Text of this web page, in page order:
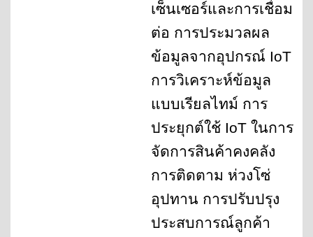
เซ็นเซอร์และการเชื่อม
ต่อ การประมวลผล
ข้อมูลจากอุปกรณ์ IoT
การวิเคราะห์ข้อมูล
แบบเรียลไทม์ การ
ประยุกต์ใช้ IoT ในการ
จัดการสินค้าคงคลัง
การติดตาม ห่วงโซ่
อุปทาน การปรับปรุง
ประสบการณ์ลูกค้า